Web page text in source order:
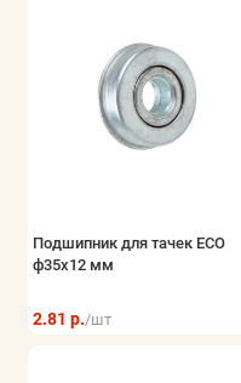
Подшипник для тачек ECO
ф35x12 мм
2.81 р./шт